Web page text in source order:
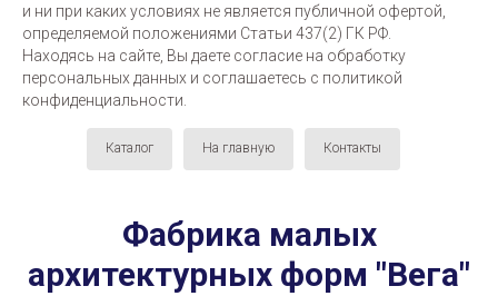
и ни при каких условиях не является публичной офертой,
определяемой положениями Статьи 437(2) ГК РФ.
Находясь на сайте, Вы даете согласие на обработку
персональных данных и соглашаетесь c политикой
конфиденциальности.
Каталог На главную Контакты
Фабрика малых
архитектурных форм "Вега"